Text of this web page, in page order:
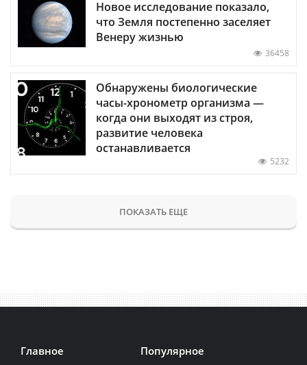
Новое исследование показало,
что Земля постепенно заселяет
Венеру жизнью
36458
Обнаружены биологические
часы-хронометр организма —
когда они выходят из строя,
развитие человека
останавливается
5232
ПОКАЗАТЬ ЕЩЕ
Главное Популярное